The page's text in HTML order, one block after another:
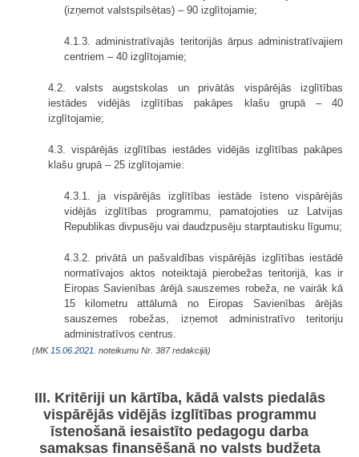
(izņemot valstspilsētas) – 90 izglītojamie;
4.1.3. administratīvajās teritorijās ārpus administratīvajiem
centriem – 40 izglītojamie;
4.2. valsts augstskolas un privātās vispārējās izglītības
iestādes vidējās izglītības pakāpes klašu grupā – 40
izglītojamie;
4.3. vispārējās izglītības iestādes vidējās izglītības pakāpes
klašu grupā – 25 izglītojamie:
4.3.1. ja vispārējās izglītības iestāde īsteno vispārējās
vidējās izglītības programmu, pamatojoties uz Latvijas
Republikas divpusēju vai daudzpusēju starptautisku līgumu;
4.3.2. privātā un pašvaldības vispārējās izglītības iestādē
normatīvajos aktos noteiktajā pierobežas teritorijā, kas ir
Eiropas Savienības ārējā sauszemes robeža, ne vairāk kā
15 kilometru attālumā no Eiropas Savienības ārējās
sauszemes robežas, izņemot administratīvo teritoriju
administratīvos centrus.
(MK 15.06.2021. noteikumu Nr. 387 redakcijā)
III. Kritēriji un kārtība, kādā valsts piedalās
vispārējās vidējās izglītības programmu
īstenošanā iesaistīto pedagogu darba
samaksas finansēšanā no valsts budžeta